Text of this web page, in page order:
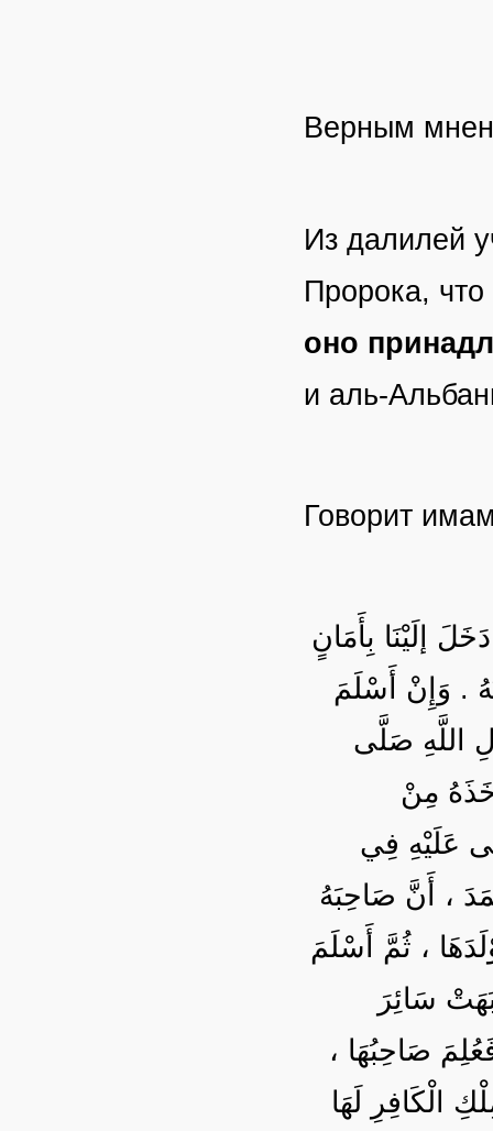
Верным
Из далилей
Пророка,
оно
и аль-
Говорит
إلَيْنَا بِأَمَانٍ
. وَإِنْ أَسْلَمَ
اللَّهِ صَلَّى
مِنْ
عَلَيْهِ فِي
، أَنَّ صَاحِبَهُ
، ثُمَّ أَسْلَمَ
سَائِرَ
صَاحِبُهَا ،
الْكَافِرِ لَهَا